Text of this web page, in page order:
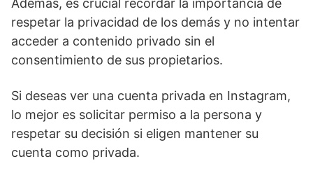
Además, es crucial⁣ recordar la importancia de
respetar la privacidad de los demás y no intentar
acceder a contenido privado sin el
consentimiento de sus propietarios.
Si deseas ver una cuenta privada en Instagram,
lo mejor es solicitar permiso a la persona y
‌respetar su decisión si eligen mantener su
cuenta como privada.